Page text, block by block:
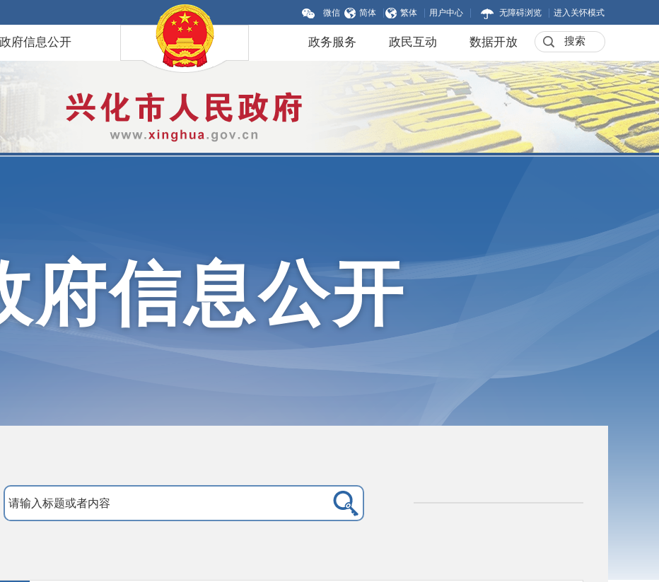
微信 简体 繁体 用户中心 无障碍浏览 进入关怀模式
政府信息公开 政务服务 政民互动 数据开放
府信息公开